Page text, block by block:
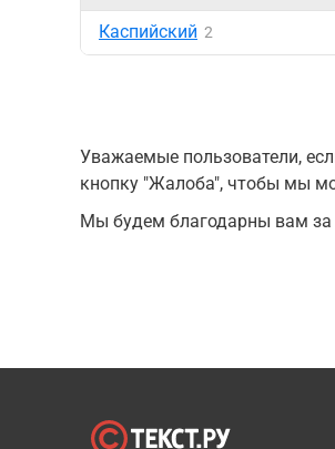
Каспийский 2
Уважаемые пользователи,
кнопку "Жалоба", чтобы мы
Мы будем благодарны вам за